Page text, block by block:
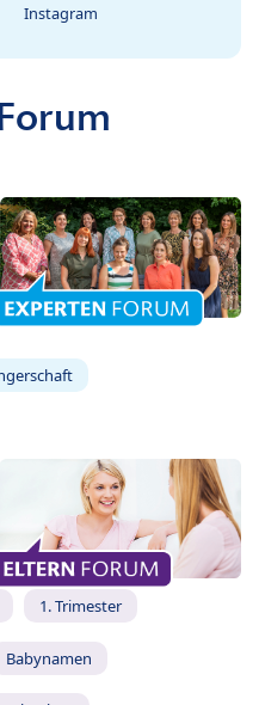
Instagram
1. Trimester
Babynamen